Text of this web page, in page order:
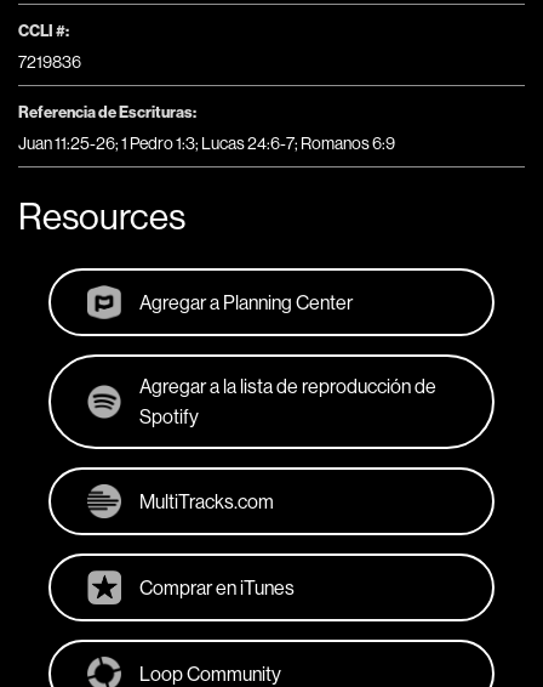
CCLI #:
7219836
Referencia de Escrituras:
Juan 11:25-26; 1 Pedro 1:3; Lucas 24:6-7; Romanos 6:9
Resources
Agregar a Planning Center
Agregar a la lista de reproducción de
Spotify
MultiTracks.com
Comprar en iTunes
Loop Community